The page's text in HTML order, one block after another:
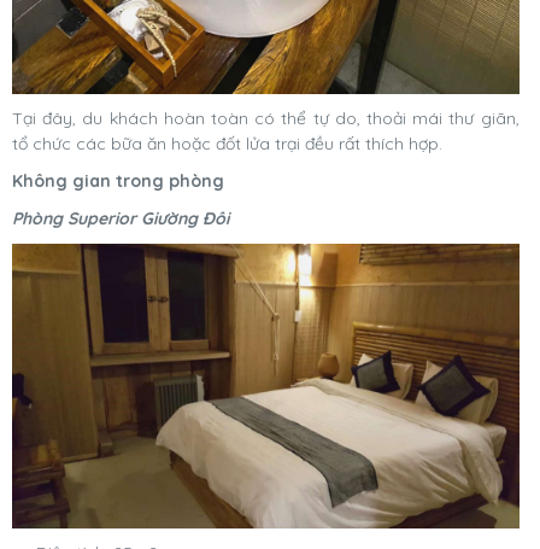
Tại đây, du khách hoàn toàn có thể tự do, thoải mái thư giãn,
tổ chức các bữa ăn hoặc đốt lửa trại đều rất thích hợp.
Không gian trong phòng
Phòng Superior Giường Đôi